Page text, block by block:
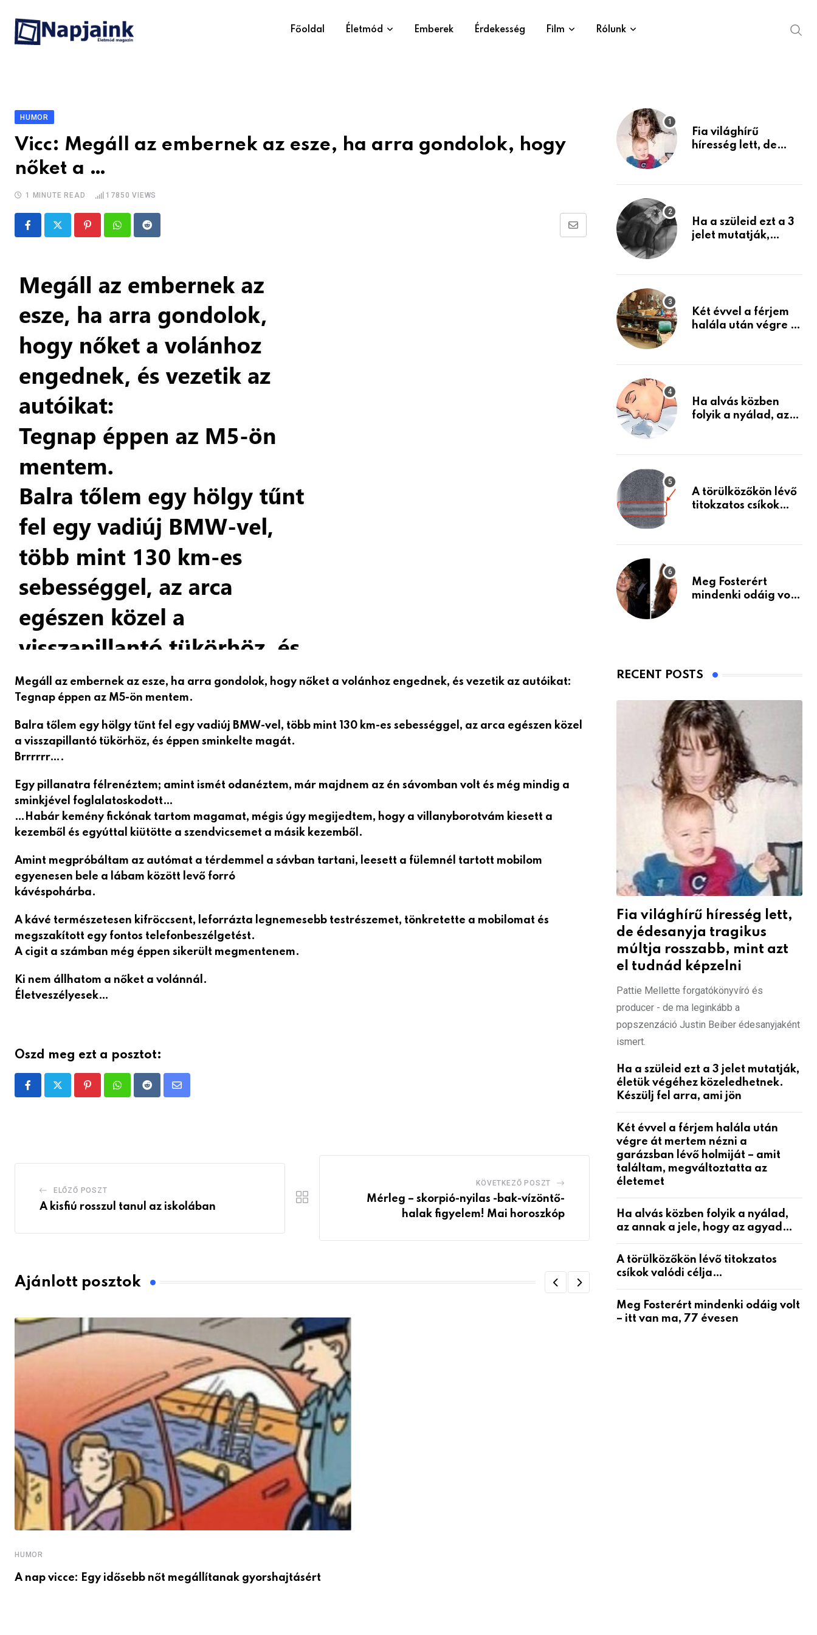
content
Főoldal Életmód Emberek Érdekesség Film Rólunk
HUMOR
Vicc: Megáll az embernek az esze, ha arra gondolok, hogy
nőket a …
1 MINUTE READ 17850 VIEWS
PinterestWhatsappReddit
Share
Megáll az embernek az esze, ha arra gondolok, hogy nőket a volánhoz engednek, és vezetik az autóikat:
Tegnap éppen az M5-ön mentem.
Balra tőlem egy hölgy tűnt fel egy vadiúj BMW-vel, több mint 130 km-es sebességgel, az arca egészen közel
a visszapillantó tükörhöz, és éppen sminkelte magát.
Brrrrrr….
Egy pillanatra félrenéztem; amint ismét odanéztem, már majdnem az én sávomban volt és még mindig a
sminkjével foglalatoskodott…
…Habár kemény fickónak tartom magamat, mégis úgy megijedtem, hogy a villanyborotvám kiesett a
kezemből és egyúttal kiütötte a szendvicsemet a másik kezemből.
Amint megpróbáltam az autómat a térdemmel a sávban tartani, leesett a fülemnél tartott mobilom
egyenesen bele a lábam között levő forró
kávéspohárba.
A kávé természetesen kifröccsent, leforrázta legnemesebb testrészemet, tönkretette a mobilomat és
megszakított egy fontos telefonbeszélgetést.
A cigit a számban még éppen sikerült megmentenem.
Ki nem állhatom a nőket a volánnál.
Életveszélyesek…
Oszd meg ezt a posztot:
PinterestWhatsappRedditShare
ELŐZŐ POSZT
A kisfiú rosszul tanul az iskolában
KÖVETKEZŐ POSZT
Mérleg – skorpió-nyilas -bak-vízöntő-
halak figyelem! Mai horoszkóp
Ajánlott posztok
HUMOR
A nap vicce: Egy idősebb nőt megállítanak gyorshajtásért
Fia világhírű
híresség lett, de
mint azt el tudnád
Ha a szüleid ezt a 3
jelet mutatják,
Készülj fel arra, ami
Két évvel a férjem
halála után végre át
holmiját – amit
életemet
Ha alvás közben
folyik a nyálad, az
A törülközőkön lévő
titokzatos csíkok
Meg Fosterért
mindenki odáig volt
RECENT POSTS
Fia világhírű híresség lett,
de édesanyja tragikus
múltja rosszabb, mint azt
el tudnád képzelni
Pattie Mellette forgatókönyvíró és
producer - de ma leginkább a
popszenzáció Justin Beiber édesanyjaként
ismert.
Ha a szüleid ezt a 3 jelet mutatják,
életük végéhez közeledhetnek.
Készülj fel arra, ami jön
Két évvel a férjem halála után
végre át mertem nézni a
garázsban lévő holmiját – amit
találtam, megváltoztatta az
életemet
Ha alvás közben folyik a nyálad,
az annak a jele, hogy az agyad…
A törülközőkön lévő titokzatos
csíkok valódi célja…
Meg Fosterért mindenki odáig volt
– itt van ma, 77 évesen